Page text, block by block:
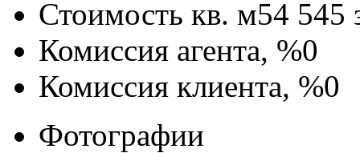
Стоимость кв. м54 545
Комиссия агента, %0
Комиссия клиента, %0
Фотографии